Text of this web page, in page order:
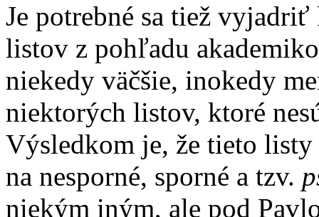
Je potrebné sa tiež
listov z pohľadu
niekedy väčšie, inokedy
niektorých listov, ktoré
Výsledkom je, že tieto
na nesporné, sporné a tzv.
niekým iným, ale pod